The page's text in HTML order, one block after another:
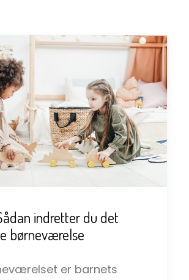
indretter du det
børneværelse
er barnets